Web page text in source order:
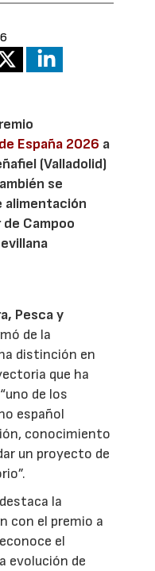
España 2026 a
(Valladolid)
se
alimentación
de Campoo
Pesca y
de la
distinción en
que ha
de los
español
conocimiento
un proyecto de
la
con el premio a
el
evolución de